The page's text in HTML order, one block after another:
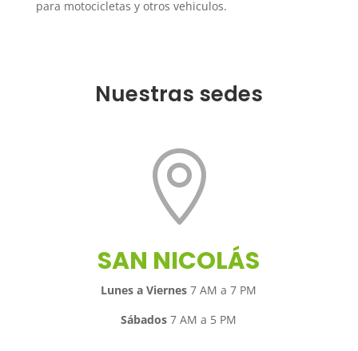
para motocicletas y otros vehiculos.
Nuestras sedes

SAN NICOLÁS
Lunes a Viernes7 AM a 7 PM
Sábados7 AM a 5 PM